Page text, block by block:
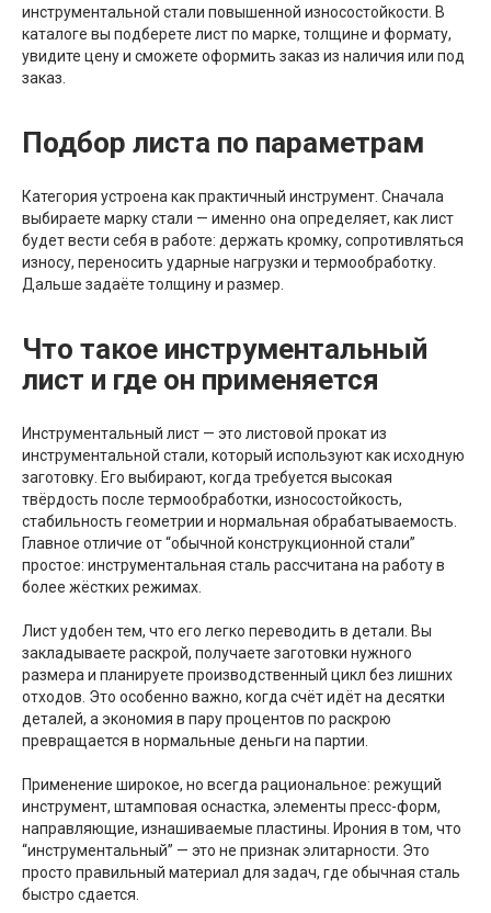
инструментальной стали повышенной износостойкости. В
каталоге вы подберете лист по марке, толщине и формату,
увидите цену и сможете оформить заказ из наличия или под
заказ.
Подбор листа по параметрам
Категория устроена как практичный инструмент. Сначала
выбираете марку стали — именно она определяет, как лист
будет вести себя в работе: держать кромку, сопротивляться
износу, переносить ударные нагрузки и термообработку.
Дальше задаёте толщину и размер.
Что такое инструментальный
лист и где он применяется
Инструментальный лист — это листовой прокат из
инструментальной стали, который используют как исходную
заготовку. Его выбирают, когда требуется высокая
твёрдость после термообработки, износостойкость,
стабильность геометрии и нормальная обрабатываемость.
Главное отличие от “обычной конструкционной стали”
простое: инструментальная сталь рассчитана на работу в
более жёстких режимах.
Лист удобен тем, что его легко переводить в детали. Вы
закладываете раскрой, получаете заготовки нужного
размера и планируете производственный цикл без лишних
отходов. Это особенно важно, когда счёт идёт на десятки
деталей, а экономия в пару процентов по раскрою
превращается в нормальные деньги на партии.
Применение широкое, но всегда рациональное: режущий
инструмент, штамповая оснастка, элементы пресс-форм,
направляющие, изнашиваемые пластины. Ирония в том, что
“инструментальный” — это не признак элитарности. Это
просто правильный материал для задач, где обычная сталь
быстро сдается.